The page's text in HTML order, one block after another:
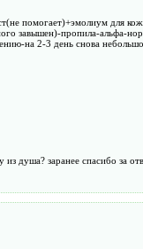
помогает)+эмолиум для
завышен)-пропила-альфа-
на 2-3 день снова
душа? заранее спасибо за